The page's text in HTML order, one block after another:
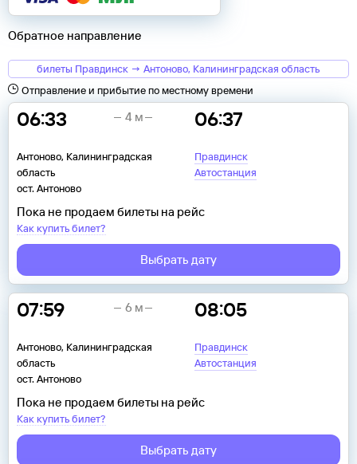
Обратное направление
билеты Правдинск → Антоново, Калининградская область
Отправление и прибытие по местному времени
06:33
Антоново, Калининградская
область
ост. Антоново
06:37
Правдинск
Автостанция
4 м
Пока не продаем билеты на рейс
Как купить билет?
Выбрать дату
07:59
Антоново, Калининградская
область
ост. Антоново
08:05
Правдинск
Автостанция
6 м
Пока не продаем билеты на рейс
Как купить билет?
Выбрать дату